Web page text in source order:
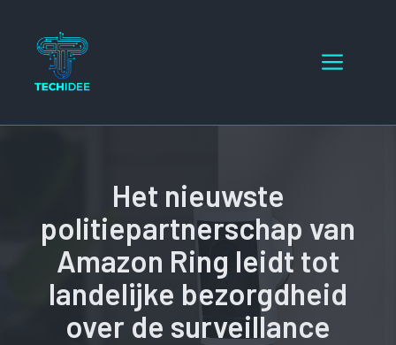
inhoud
Menu
Het nieuwste
politiepartnerschap van
Amazon Ring leidt tot
landelijke bezorgdheid
over de surveillance